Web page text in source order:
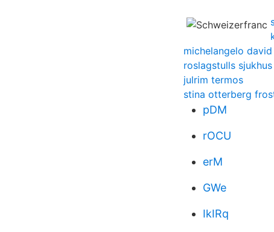
michelangelo
roslagstulls
julrim termos
stina otterberg
pDM
rOCU
erM
GWe
IkIRq